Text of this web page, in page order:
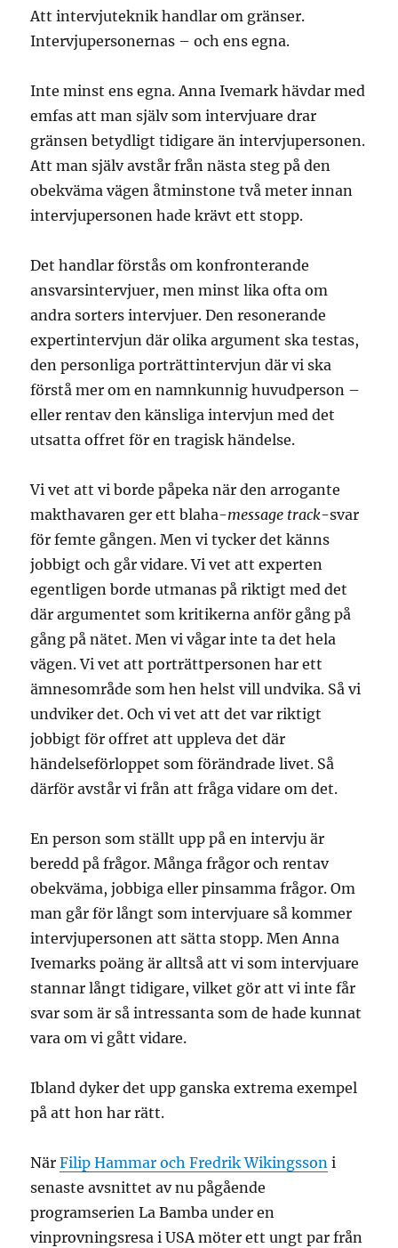
Att intervjuteknik handlar om gränser.
Intervjupersonernas – och ens egna.
Inte minst ens egna. Anna Ivemark hävdar med
emfas att man själv som intervjuare drar
gränsen betydligt tidigare än intervjupersonen.
Att man själv avstår från nästa steg på den
obekväma vägen åtminstone två meter innan
intervjupersonen hade krävt ett stopp.
Det handlar förstås om konfronterande
ansvarsintervjuer, men minst lika ofta om
andra sorters intervjuer. Den resonerande
expertintervjun där olika argument ska testas,
den personliga porträttintervjun där vi ska
förstå mer om en namnkunnig huvudperson –
eller rentav den känsliga intervjun med det
utsatta offret för en tragisk händelse.
Vi vet att vi borde påpeka när den arrogante
makthavaren ger ett blaha-message track-svar
för femte gången. Men vi tycker det känns
jobbigt och går vidare. Vi vet att experten
egentligen borde utmanas på riktigt med det
där argumentet som kritikerna anför gång på
gång på nätet. Men vi vågar inte ta det hela
vägen. Vi vet att porträttpersonen har ett
ämnesområde som hen helst vill undvika. Så vi
undviker det. Och vi vet att det var riktigt
jobbigt för offret att uppleva det där
händelseförloppet som förändrade livet. Så
därför avstår vi från att fråga vidare om det.
En person som ställt upp på en intervju är
beredd på frågor. Många frågor och rentav
obekväma, jobbiga eller pinsamma frågor. Om
man går för långt som intervjuare så kommer
intervjupersonen att sätta stopp. Men Anna
Ivemarks poäng är alltså att vi som intervjuare
stannar långt tidigare, vilket gör att vi inte får
svar som är så intressanta som de hade kunnat
vara om vi gått vidare.
Ibland dyker det upp ganska extrema exempel
på att hon har rätt.
NärFilip Hammar och Fredrik Wikingsson i
senaste avsnittet av nu pågående
programserien La Bamba under en
vinprovningsresa i USA möter ett ungt par från